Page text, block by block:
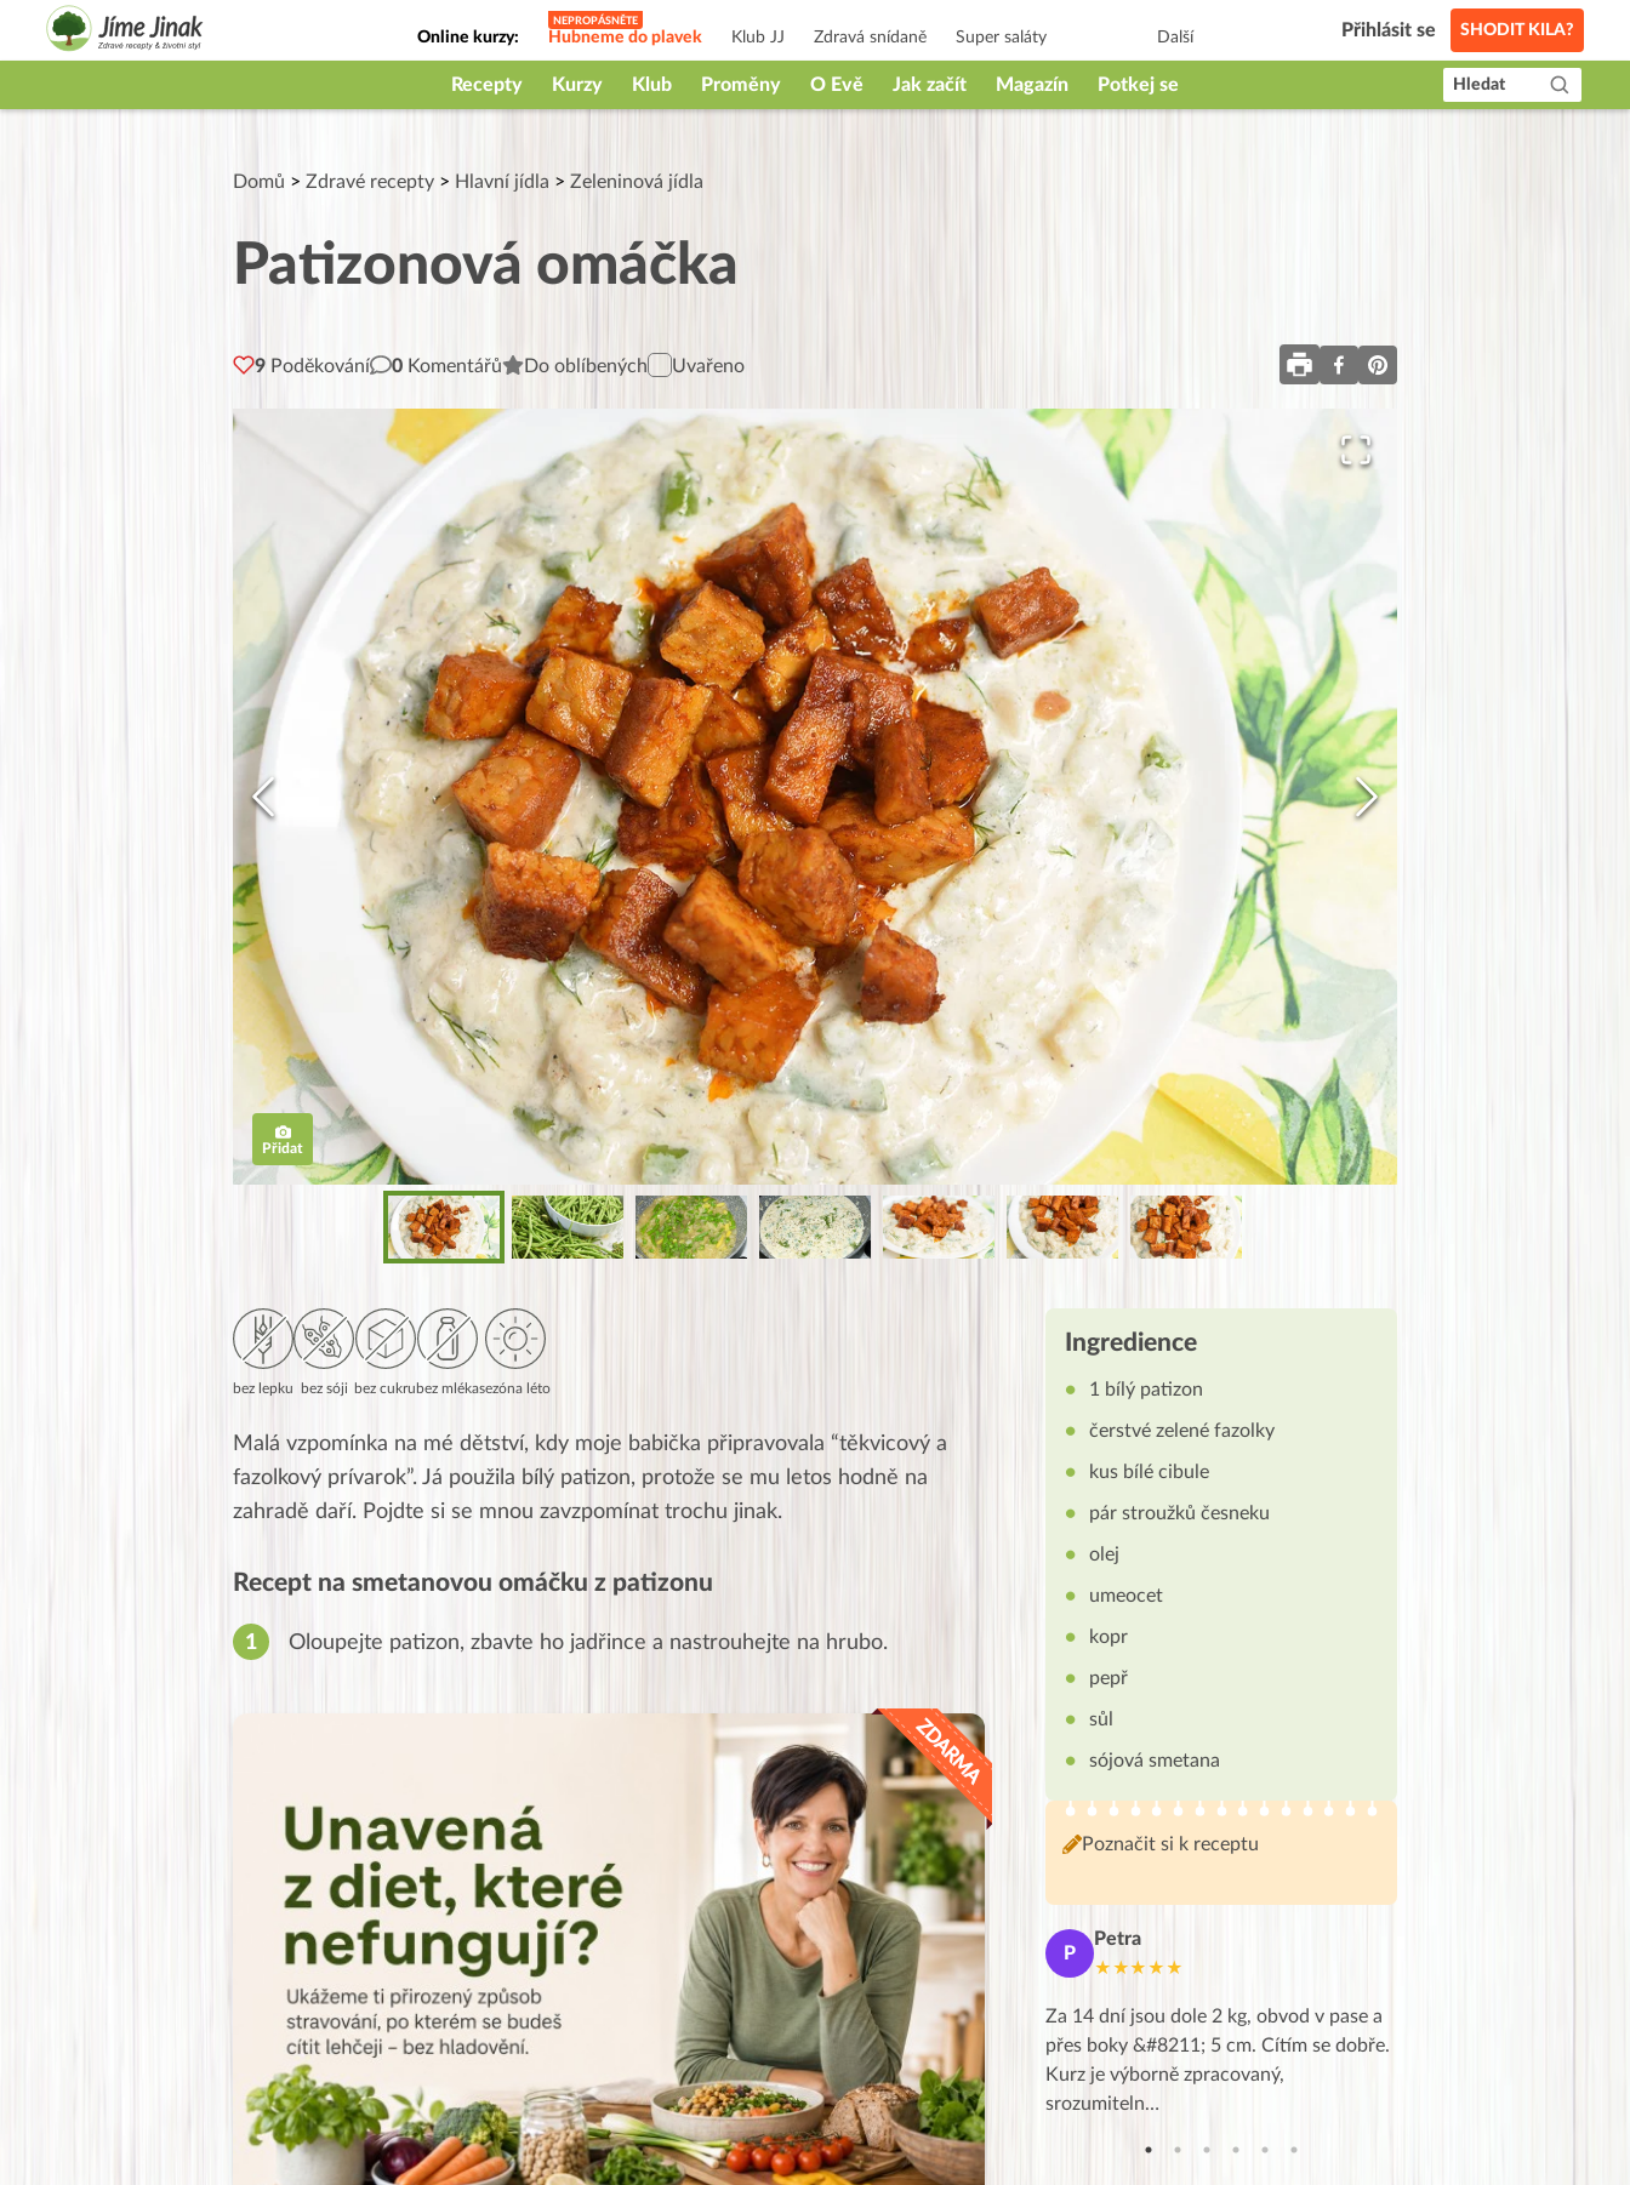
Online kurzy: Hubneme do plavek Klub JJ Zdravá snídaně Super saláty
Jak na babičky
Další Přihlásit se SHODIT KILA?
Recepty Kurzy Klub Proměny O Evě Jak začít Magazín Potkej se Hledat
Domů > Zdravé recepty > Hlavní jídla > Zeleninová jídla
Patizonová omáčka
9 Poděkování 0 Komentářů Do oblíbených Uvařeno
Přidat
bez lepku bez sóji bez cukrubez mlékasezóna léto
Malá vzpomínka na mé dětství, kdy moje babička připravovala “těkvicový a
fazolkový prívarok”. Já použila bílý patizon, protože se mu letos hodně na
zahradě daří. Pojdte si se mnou zavzpomínat trochu jinak.
Recept na smetanovou omáčku z patizonu
Oloupejte patizon, zbavte ho jadřince a nastrouhejte na hrubo.
Ingredience
1 bílý patizon
čerstvé zelené fazolky
kus bílé cibule
pár stroužků česneku
olej
umeocet
kopr
pepř
sůl
sójová smetana
Poznačit si k receptu
J
Jana
★★★★★
Moc Vám všem děkuji za krásný pátek,
obzvlášť velké poděkování, obdiv a
uznání pro hlavní dvojici Peťa a Gábi!! 👏
Posílá…
P
Petra
★★★★★
Za 14 dní jsou dole 2 kg, obvod v pase a
přes boky &#8211; 5 cm. Cítím se dobře.
Kurz je výborně zpracovaný,
srozumiteln…